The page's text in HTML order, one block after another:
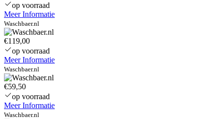
op voorraad
Meer Informatie
Waschbaer.nl
€119,00
op voorraad
Meer Informatie
Waschbaer.nl
€59,50
op voorraad
Meer Informatie
Waschbaer.nl